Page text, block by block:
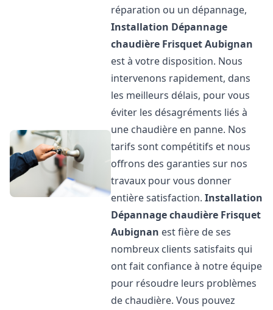
réparation ou un dépannage,
Installation Dépannage
chaudière FrisquetAubignan
est à votre disposition. Nous
intervenons rapidement, dans
les meilleurs délais, pour vous
éviter les désagréments liés à
une chaudière en panne. Nos
tarifs sont compétitifs et nous
offrons des garanties sur nos
travaux pour vous donner
entière satisfaction.Installation
Dépannage chaudière Frisquet
Aubignan est fière de ses
nombreux clients satisfaits qui
ont fait confiance à notre équipe
pour résoudre leurs problèmes
de chaudière. Vous pouvez